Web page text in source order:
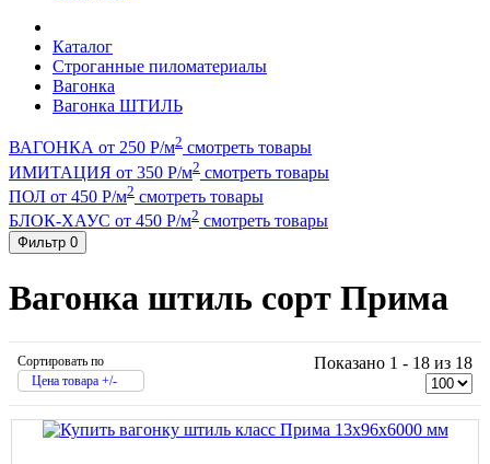
Каталог
Строганные пиломатериалы
Вагонка
Вагонка ШТИЛЬ
ВАГОНКА от 250 Р/м2 смотреть товары
ИМИТАЦИЯ от 350 Р/м2 смотреть товары
ПОЛ от 450 Р/м2 смотреть товары
БЛОК-ХАУС от 450 Р/м2 смотреть товары
Фильтр 0
Вагонка штиль сорт Прима
Сортировать по
Цена товара +/-
Показано 1 - 18 из 18